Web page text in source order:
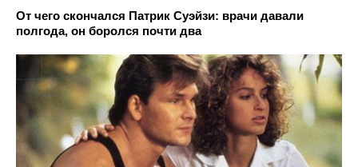
От чего скончался Патрик Суэйзи: врачи давали
полгода, он боролся почти два